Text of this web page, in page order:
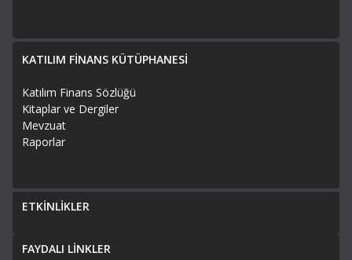
KATILIM FİNANS KÜTÜPHANESİ
Katılım Finans Sözlüğü
Kitaplar ve Dergiler
Mevzuat
Raporlar
ETKİNLİKLER
FAYDALI LİNKLER